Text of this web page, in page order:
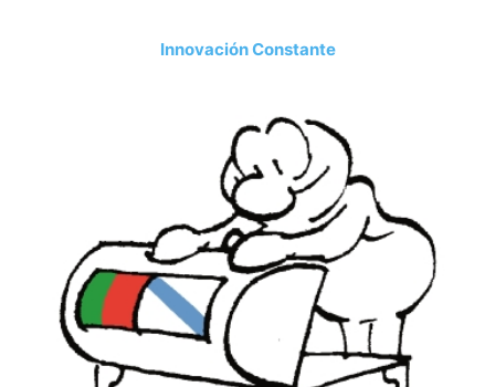
Innovación Constante